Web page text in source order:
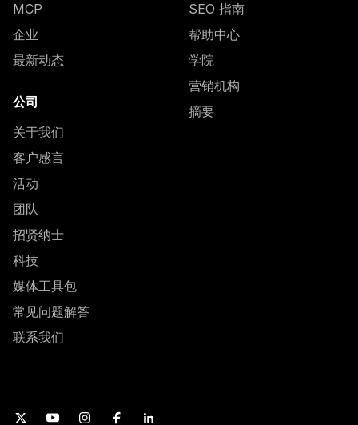
MCP
企业
最新动态
公司
关于我们
客户感言
活动
团队
招贤纳士
科技
媒体工具包
常见问题解答
联系我们
SEO 指南
帮助中心
学院
营销机构
摘要